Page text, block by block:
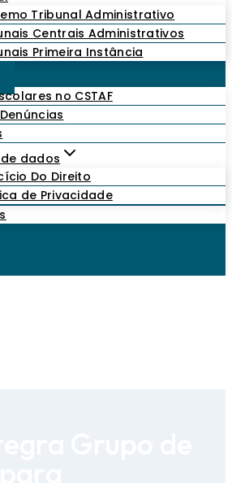
Tribunal Administrativo
Centrais Administrativos
Primeira Instância
no CSTAF
dados
Do Direito
de Privacidade